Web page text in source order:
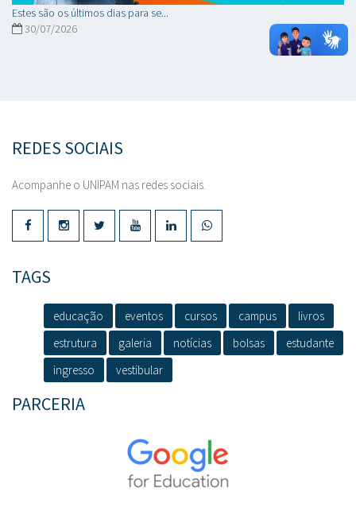
Estes são os últimos dias para se...
30/07/2026
REDES SOCIAIS
Acompanhe o UNIPAM nas redes sociais.
TAGS
educação eventos cursos campus
livros
estrutura
galeria notícias bolsas
estudante
ingresso
vestibular
PARCERIA